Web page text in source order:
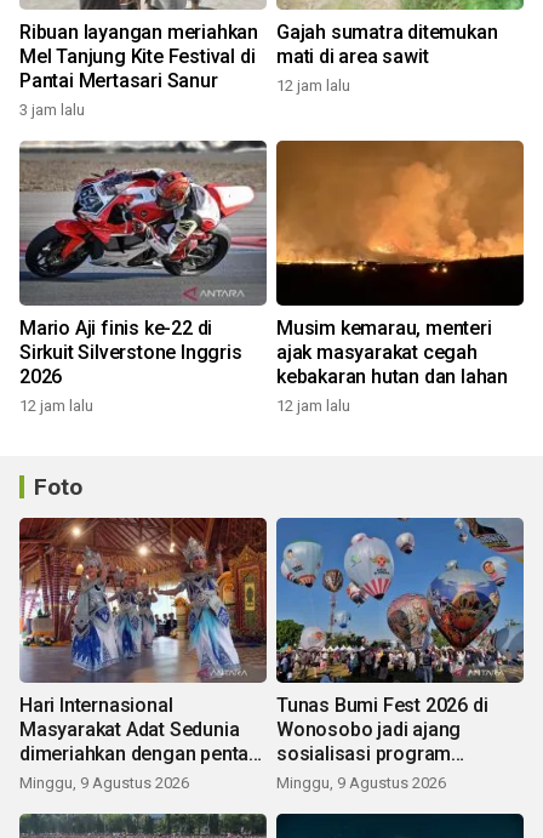
Ribuan layangan meriahkan
Mel Tanjung Kite Festival di
Pantai Mertasari Sanur
3 jam lalu
Gajah sumatra ditemukan
mati di area sawit
12 jam lalu
Mario Aji finis ke-22 di
Sirkuit Silverstone Inggris
2026
12 jam lalu
Musim kemarau, menteri
ajak masyarakat cegah
kebakaran hutan dan lahan
12 jam lalu
Foto
Hari Internasional
Masyarakat Adat Sedunia
dimeriahkan dengan pentas
seni budaya Bali
Minggu, 9 Agustus 2026
Tunas Bumi Fest 2026 di
Wonosobo jadi ajang
sosialisasi program
pemerintah lewat balon
Minggu, 9 Agustus 2026